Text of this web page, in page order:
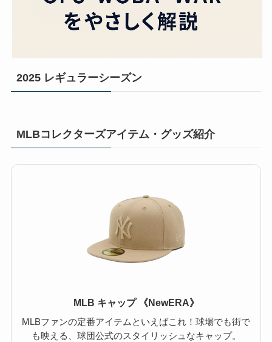
2025 レギュラーシーズン
MLBコレクターズアイテム・グッズ紹介
MLB キャップ 《NewERA》
MLBファンの定番アイテムといえばこれ！球場でも街で
も映える、球団公式のスタイリッシュなキャップ。